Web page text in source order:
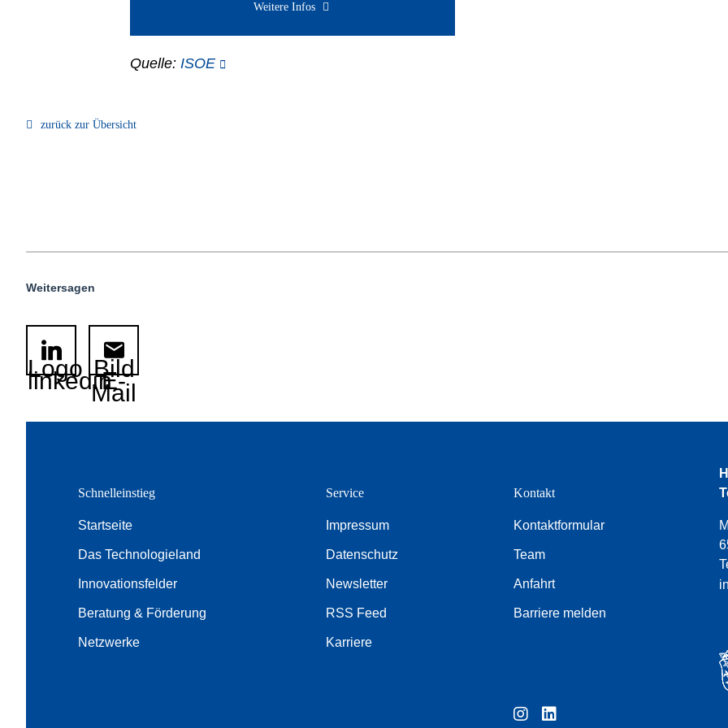
Weitere Infos
Quelle: ISOE
zurück zur Übersicht
Weitersagen
Logo
linkedinBild
E-
Mail
Schnelleinstieg
Startseite
Das Technologieland
Innovationsfelder
Beratung & Förderung
Netzwerke
Service
Impressum
Datenschutz
Newsletter
RSS Feed
Karriere
Kontakt
Kontaktformular
Team
Anfahrt
Barriere melden